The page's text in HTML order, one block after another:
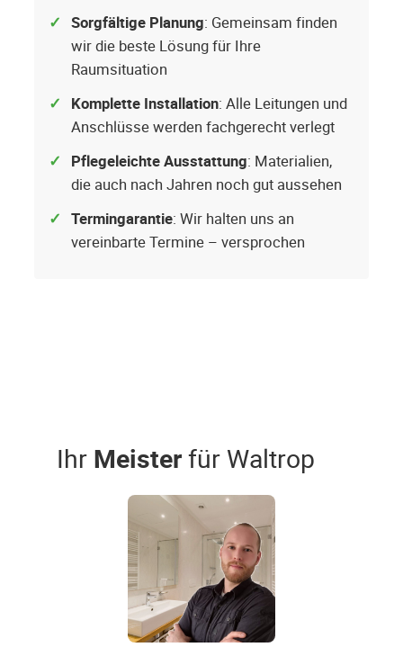
Sorgfältige Planung: Gemeinsam finden
wir die beste Lösung für Ihre
Raumsituation
Komplette Installation: Alle Leitungen und
Anschlüsse werden fachgerecht verlegt
Pflegeleichte Ausstattung: Materialien,
die auch nach Jahren noch gut aussehen
Termingarantie: Wir halten uns an
vereinbarte Termine – versprochen
Ihr Meisterfür Waltrop